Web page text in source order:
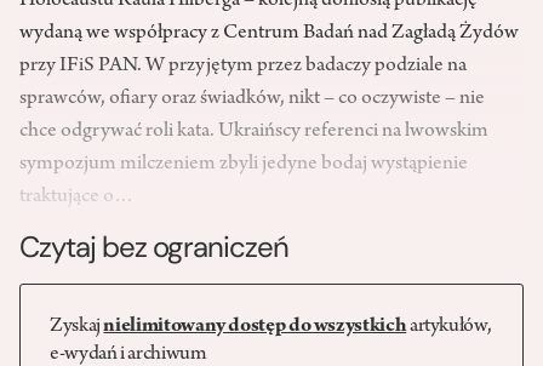
wydaną we współpracy z Centrum Badań nad Zagładą Żydów
przy IFiS PAN. W przyjętym przez badaczy podziale na
sprawców, ofiary oraz świadków, nikt – co oczywiste – nie
chce odgrywać roli kata. Ukraińscy referenci na lwowskim
sympozjum milczeniem zbyli jedyne bodaj wystąpienie
traktujące o…
Czytaj bez ograniczeń
Zyskajnielimitowany dostęp do wszystkichartykułów,
e-wydań i archiwum